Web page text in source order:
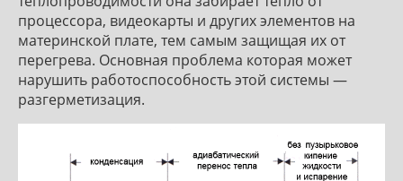
процессора, видеокарты и других элементов на
материнской плате, тем самым защищая их от
перегрева. Основная проблема которая может
нарушить работоспособность этой системы —
разгерметизация.